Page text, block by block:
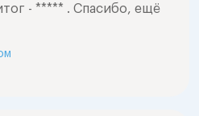
- ***** . Спасибо, ещё